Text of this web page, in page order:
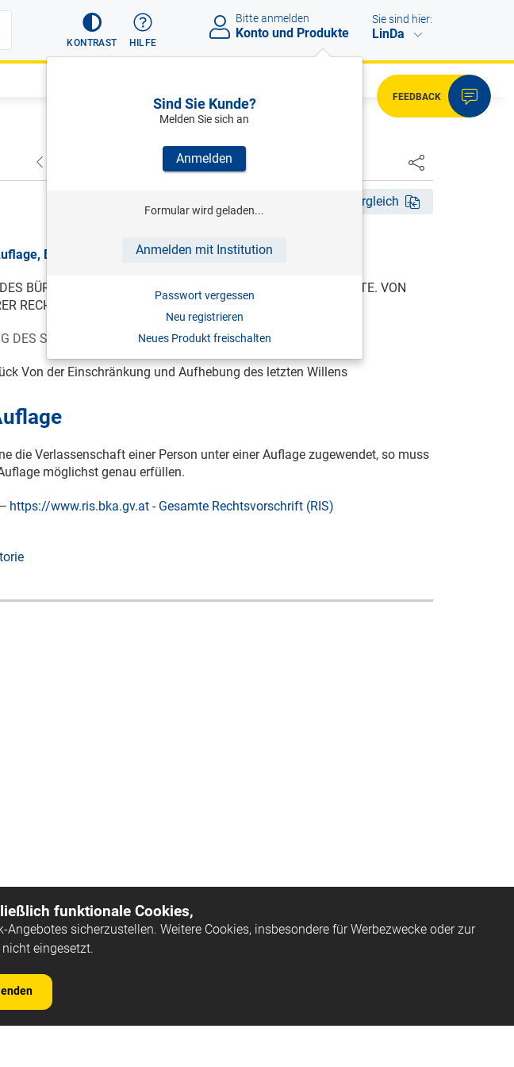
KONTRAST HILFE
Bitte anmelden
Konto und Produkte
Sind Sie Kunde?
Melden Sie sich an
Anmelden
Formular wird geladen...
Anmelden mit Institution
Passwort vergessen
Neu registrieren
Neues Produkt freischalten
Sie sind hier:
LinDa
FEEDBACK
NÄCHSTER
Fassungsvergleich
BGBl. I Nr. 87/2015, gültig ab 01.01.2017
BÜRGERLICHEN GESETZBUCHES. VON DEM SACHENRECHTE. VON
RECHTLICHEN EINTHEILUNG.
DES SACHENRECHTES. VON DEN DINGLICHEN RECHTEN.
Von der Einschränkung und Aufhebung des letzten Willens
die Verlassenschaft einer Person unter einer Auflage zugewendet, so muss
möglichst genau erfüllen.
https://www.ris.bka.gv.at - Gesamte Rechtsvorschrift (RIS)
funktionale Cookies,
sicherzustellen. Weitere Cookies, insbesondere für Werbezwecke oder zur
eingesetzt.